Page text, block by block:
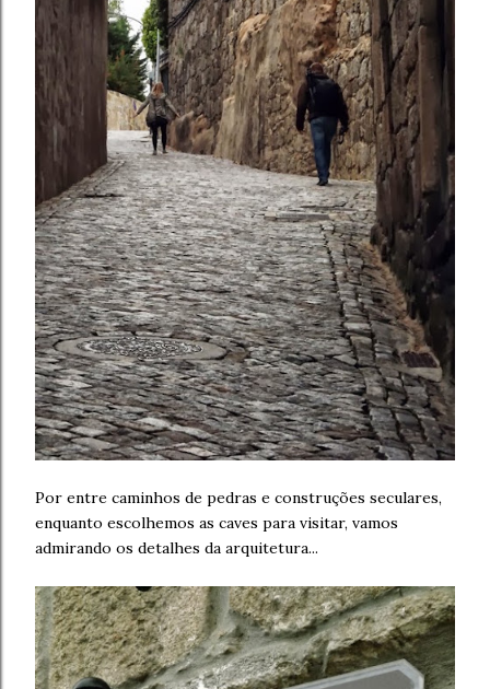
Por entre caminhos de pedras e construções seculares,
enquanto escolhemos as caves para visitar, vamos
admirando os detalhes da arquitetura...